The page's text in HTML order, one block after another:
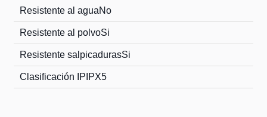
Resistente al aguaNo
Resistente al polvoSi
Resistente salpicadurasSi
Clasificación IP IPX5